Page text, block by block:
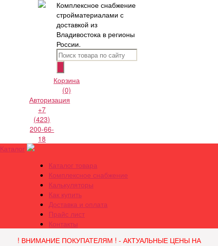
Комплексное снабжение
стройматериалами с
доставкой из
Владивостока в регионы
России.
Корзина
(0)
Авторизация
+7
(423)
200-66-
18
Каталог
Каталог товара
Комплексное снабжение
Калькуляторы
Как купить
Доставка и оплата
Прайс лист
Контакты
! ВНИМАНИЕ ПОКУПАТЕЛЯМ ! - АКТУАЛЬНЫЕ ЦЕНЫ НА